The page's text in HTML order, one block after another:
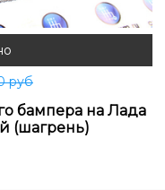
руб
бампера на Лада
(шагрень)